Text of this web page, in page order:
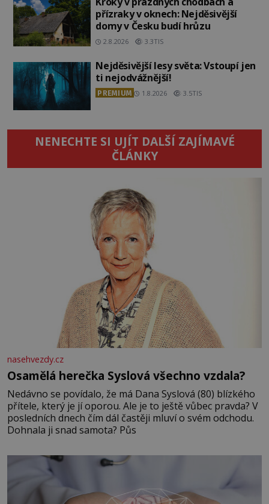
přízraky v oknech: Nejděsivější
domy v Česku budí hrůzu
2.8.2026 3.3TIS
Nejděsivější lesy světa: Vstoupí jen
ti nejodvážnější!
PREMIUM 1.8.2026 3.5TIS
NENECHTE SI UJÍT DALŠÍ ZAJÍMAVÉ
ČLÁNKY
nasehvezdy.cz
Osamělá herečka Syslová všechno vzdala?
Nedávno se povídalo, že má Dana Syslová (80) blízkého
přítele, který je jí oporou. Ale je to ještě vůbec pravda? V
posledních dnech čím dál častěji mluví o svém odchodu.
Dohnala ji snad samota? Půs